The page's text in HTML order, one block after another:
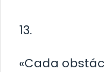
13.
«Cada